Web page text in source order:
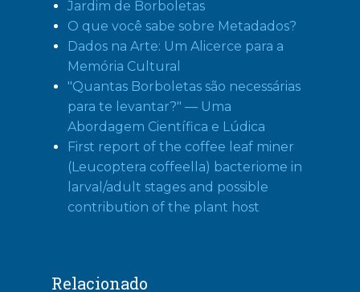
Jardim de Borboletas
O que você sabe sobre Metadados?
Dados na Arte: Um Alicerce para a
Memória Cultural
"Quantas Borboletas são necessárias
para te levantar?" — Uma
Abordagem Científica e Lúdica
First report of the coffee leaf miner
(Leucoptera coffeella) bacteriome in
larval/adult stages and possible
contribution of the plant host
Relacionado